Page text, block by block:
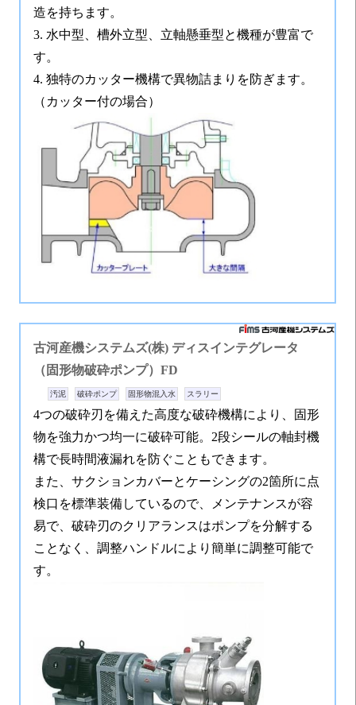
造を持ちます。
3. 水中型、槽外立型、立軸懸垂型と機種が豊富で
す。
4. 独特のカッター機構で異物詰まりを防ぎます。
（カッター付の場合）
古河産機システムズ(株) ディスインテグレータ
（固形物破砕ポンプ）FD
汚泥 破砕ポンプ 固形物混入水 スラリー
4つの破砕刃を備えた高度な破砕機構により、固形
物を強力かつ均一に破砕可能。2段シールの軸封機
構で長時間液漏れを防ぐこともできます。
また、サクションカバーとケーシングの2箇所に点
検口を標準装備しているので、メンテナンスが容
易で、破砕刃のクリアランスはポンプを分解する
ことなく、調整ハンドルにより簡単に調整可能で
す。